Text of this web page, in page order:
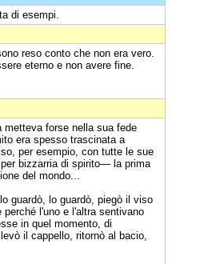
di esempi.
reso conto che non era vero.
eterno e non avere fine.
forse nella sua fede
era spesso trascinata a
per esempio, con tutte le sue
bizzarria di spirito— la prima
del mondo...
guardò, lo guardò, piegò il viso
l'uno e l'altra sentivano
in quel momento, di
il cappello, ritornò al bacio,